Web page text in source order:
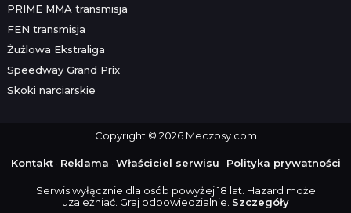
PRIME MMA transmisja
FEN transmisja
Żużlowa Ekstraliga
Speedway Grand Prix
Skoki narciarskie
Copyright © 2026 Meczosy.com
Kontakt· Reklama · Właściciel serwisu · Polityka prywatności
Serwis wyłącznie dla osób powyżej 18 lat. Hazard może
uzależniać. Graj odpowiedzialnie. Szczegóły